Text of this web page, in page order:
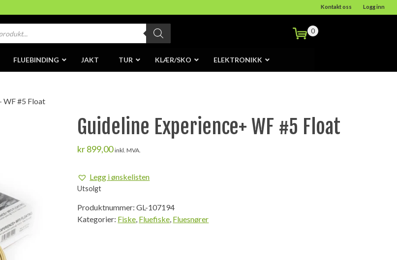
Kontakt oss Logg inn
0
FLUEBINDING JAKT TUR KLÆR/SKO ELEKTRONIKK
WF #5 Float
Guideline Experience+ WF #5 Float
kr899,00 inkl. MVA.
Legg i ønskelisten
Utsolgt
Produktnummer:GL-107194
Kategorier: Fiske, Fluefiske, Fluesnører